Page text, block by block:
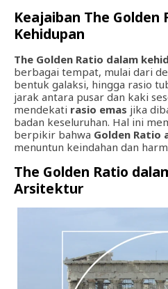
Keajaiban The Golden
Kehidupan
The Golden Ratio dalam
berbagai tempat, mulai dari
bentuk galaksi, hingga rasio
jarak antara pusar dan kaki
mendekati rasio emas jika
badan keseluruhan. Hal ini
berpikir bahwa Golden Ratio
menuntun keindahan dan
The Golden Ratio
Arsitektur